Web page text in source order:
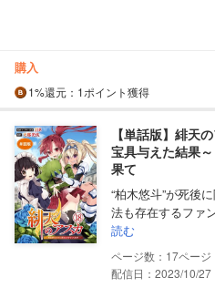
購入
1%還元 ：1ポイント獲得
【単話版】緋天
宝具与えた結果
果て
“柏木悠斗”が死後
法も存在するファ
読む
17
配信日：2023/10/27